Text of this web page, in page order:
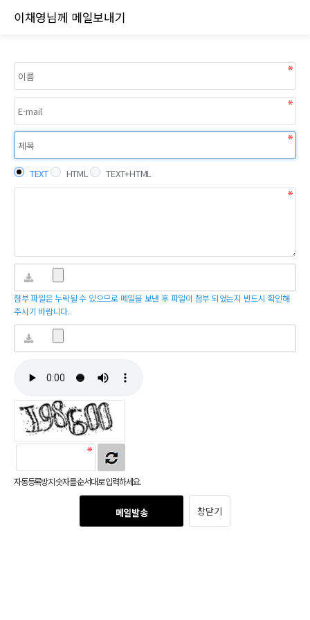
이채영님께 메일보내기
TEXT HTML TEXT+HTML
첨부 파일은 누락될 수 있으므로 메일을 보낸 후 파일이 첨부 되었는지 반드시 확인해
주시기 바랍니다.
자동등록방지 숫자를 순서대로 입력하세요.
메일발송 창닫기